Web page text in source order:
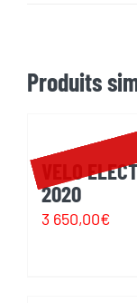
Produits
VELO
2020
3 650,00€